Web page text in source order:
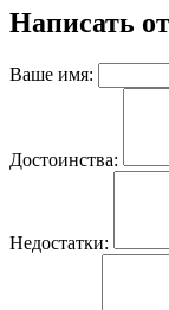
Написать
Ваше имя:
Достоинства:
Недостатки: